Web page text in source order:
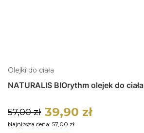
Olejki do ciała
NATURALIS BIOrythm olejek do ciała
57,00 zł 39,90 zł
Najniższa cena: 57,00 zł